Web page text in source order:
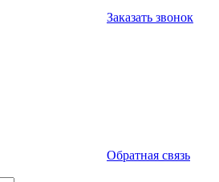
Заказать звонок
Обратная связь